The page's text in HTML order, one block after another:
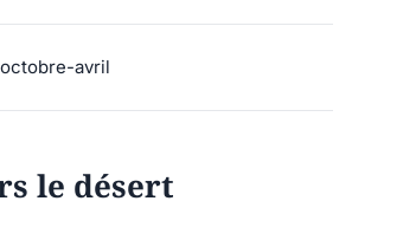
avril
le désert